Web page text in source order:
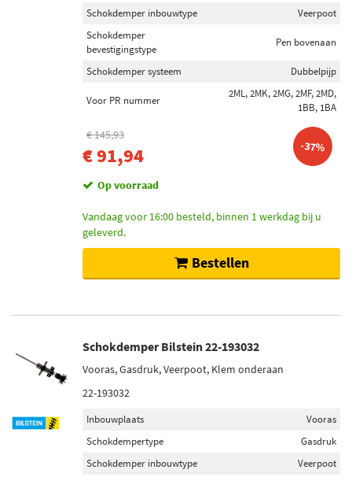
Schokdemper inbouwtype
Veerpoot
Schokdemper
bevestigingstype
Pen bovenaan
Schokdemper systeem Dubbelpijp
Voor PR nummer
2ML, 2MK, 2MG, 2MF, 2MD,
1BB, 1BA
€ 145,93
€ 91,94 -37%
Op voorraad
Vandaag voor 16:00 besteld, binnen 1 werkdag bij u
geleverd.
Bestellen
Schokdemper Bilstein 22-193032
Vooras, Gasdruk, Veerpoot, Klem onderaan
22-193032
Inbouwplaats
Vooras
Schokdempertype
Gasdruk
Schokdemper inbouwtype
Veerpoot